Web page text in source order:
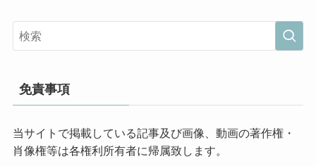
免責事項
当サイトで掲載している記事及び画像、動画の著作権・
肖像権等は各権利所有者に帰属致します。